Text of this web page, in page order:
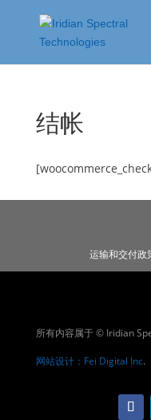
结帐
运输和交付政
所有内容属于 © Iridian
网站设计：Fei Digital Inc.